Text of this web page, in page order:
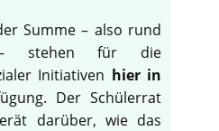
Summe – also rund
für die
Initiativen hier in
Der Schülerrat
darüber, wie das